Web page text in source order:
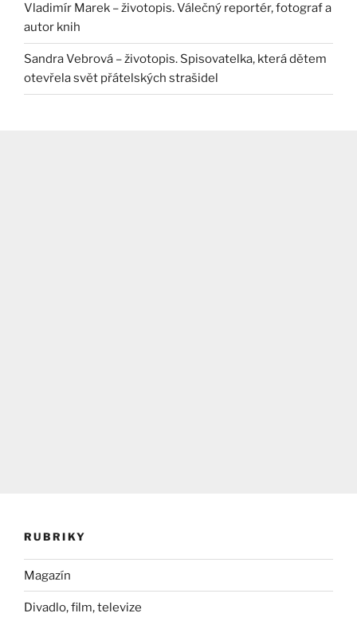
Vladimír Marek – životopis. Válečný reportér, fotograf a
autor knih
Sandra Vebrová – životopis. Spisovatelka, která dětem
otevřela svět přátelských strašidel
RUBRIKY
Magazín
Divadlo, film, televize